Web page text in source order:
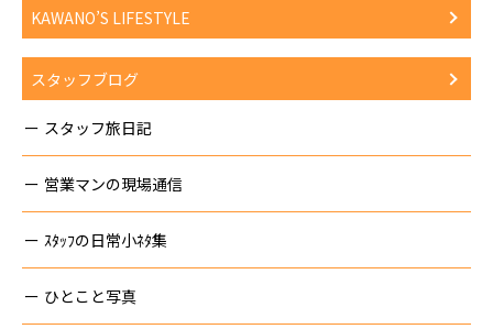
KAWANO’S LIFESTYLE
スタッフブログ
スタッフ旅日記
営業マンの現場通信
ｽﾀｯﾌの日常小ﾈﾀ集
ひとこと写真